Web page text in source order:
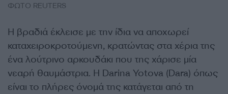
ΦΩΤΟ REUTERS
Η βραδιά έκλεισε με την ίδια να αποχωρεί
καταχειροκροτούμενη, κρατώντας στα χέρια της
ένα λούτρινο αρκουδάκι που της χάρισε μία
νεαρή θαυμάστρια. Η Darina Yotova (Dara) όπως
είναι το πλήρες όνομά της κατάγεται από τη